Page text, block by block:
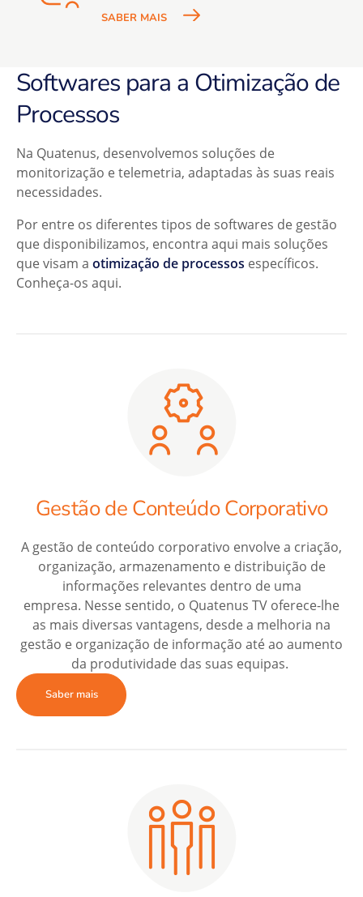
SABER MAIS
Softwares para a Otimização de
Processos
Na Quatenus, desenvolvemos soluções de
monitorização e telemetria, adaptadas às suas reais
necessidades.
Por entre os diferentes tipos de softwares de gestão
que disponibilizamos, encontra aqui mais soluções
que visam a otimização de processos específicos.
Conheça-os aqui.
Gestão de Conteúdo Corporativo
A gestão de conteúdo corporativo envolve a criação,
organização, armazenamento e distribuição de
informações relevantes dentro de uma
empresa. Nesse sentido, o Quatenus TV oferece-lhe
as mais diversas vantagens, desde a melhoria na
gestão e organização de informação até ao aumento
da produtividade das suas equipas.
Saber mais